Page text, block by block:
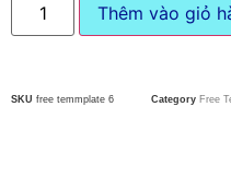
Thêm vào giỏ
SKU free temmplate 6 Category Free